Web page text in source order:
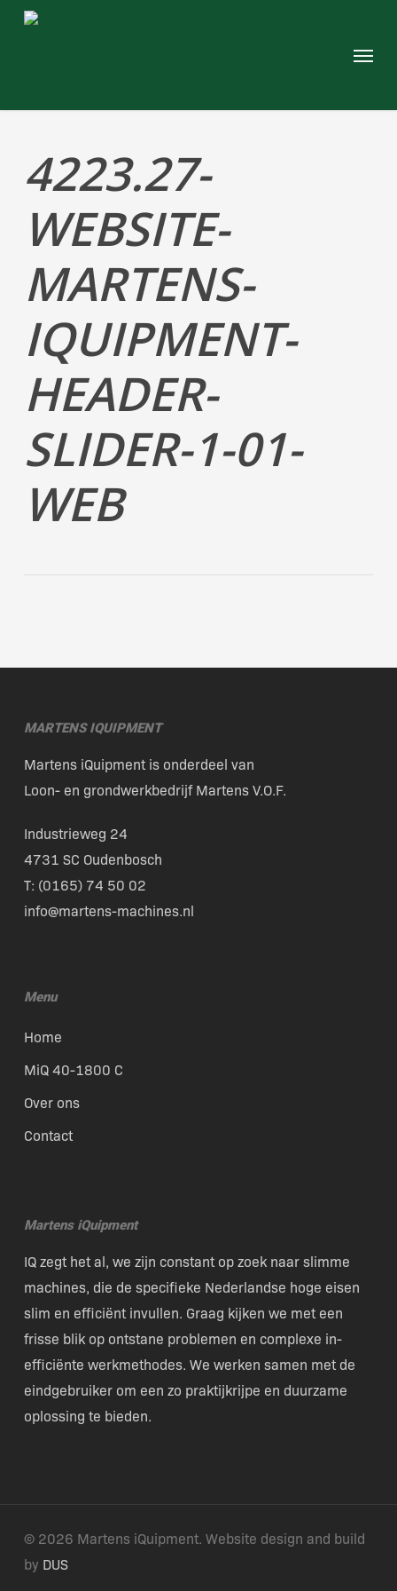
Menu
4223.27-
WEBSITE-
MARTENS-
IQUIPMENT-
HEADER-
SLIDER-1-01-
WEB
MARTENS IQUIPMENT
Martens iQuipment is onderdeel van
Loon- en grondwerkbedrijf Martens V.O.F.
Industrieweg 24
4731 SC Oudenbosch
T: (0165) 74 50 02
info@martens-machines.nl
Menu
Home
MiQ 40-1800 C
Over ons
Contact
Martens iQuipment
IQ zegt het al, we zijn constant op zoek naar slimme
machines, die de specifieke Nederlandse hoge eisen
slim en efficiënt invullen. Graag kijken we met een
frisse blik op ontstane problemen en complexe in-
efficiënte werkmethodes. We werken samen met de
eindgebruiker om een zo praktijkrijpe en duurzame
oplossing te bieden.
© 2026 Martens iQuipment. Website design and build
by DUS